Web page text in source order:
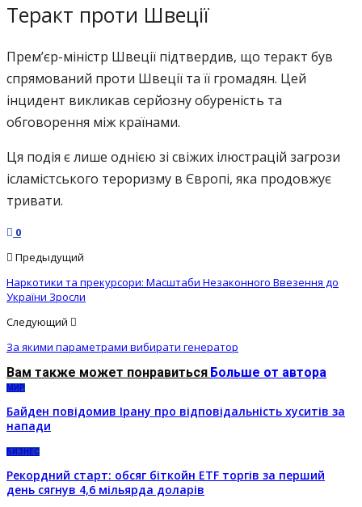
Теракт проти Швеції
Прем’єр-міністр Швеції підтвердив, що теракт був
спрямований проти Швеції та її громадян. Цей
інцидент викликав серйозну обуреність та
обговорення між країнами.
Ця подія є лише однією зі свіжих ілюстрацій загрози
ісламістського тероризму в Європі, яка продовжує
тривати.
0
Предыдущий
Наркотики та прекурсори: Масштаби Незаконного Ввезення до
України Зросли
Следующий
За якими параметрами вибирати генератор
Вам также может понравиться Больше от автора
МИР
Байден повідомив Ірану про відповідальність хуситів за
напади
БИЗНЕС
Рекордний старт: обсяг біткойн ETF торгів за перший
день сягнув 4,6 мільярда доларів